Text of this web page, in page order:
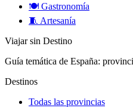
🍽️ Gastronomía
🧵 Artesanía
Viajar sin Destino
Guía temática de España:
Destinos
Todas las provincias